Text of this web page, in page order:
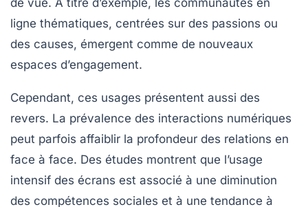
ligne thématiques, centrées sur des passions ou
des causes, émergent comme de nouveaux
espaces d’engagement.
Cependant, ces usages présentent aussi des
revers. La prévalence des interactions numériques
peut parfois affaiblir la profondeur des relations en
face à face. Des études montrent que l’usage
intensif des écrans est associé à une diminution
des compétences sociales et à une tendance à